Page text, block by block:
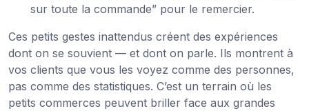
sur toute la commande” pour le remercier.
Ces petits gestes inattendus créent des expériences
dont on se souvient — et dont on parle. Ils montrent à
vos clients que vous les voyez comme des personnes,
pas comme des statistiques. C’est un terrain où les
petits commerces peuvent briller face aux grandes